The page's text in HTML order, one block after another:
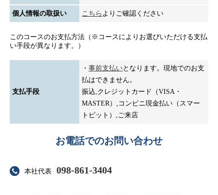
個人情報の取扱い こちら よりご確認ください
このコースのお支払方法（※コースによりお選びいただける支払
い手段が異なります。）
支払手段
・ 事前支払いとなります。現地でのお支
払はできません。
振込,クレジットカード（VISA・
MASTER）,コンビニ現金払い（スマー
トピット）,ご来店
お電話でのお問い合わせ
本社代表 098-861-3404